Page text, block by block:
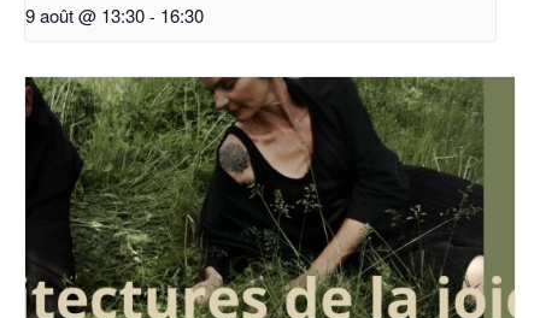
9 août @ 13:30- 16:30